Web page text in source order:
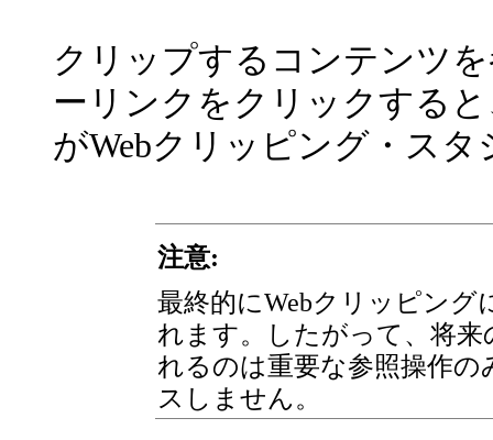
クリップするコンテンツ
ーリンクをクリックする
がWebクリッピング・ス
注意:
最終的にWebクリッピン
れます。したがって、将
れるのは重要な参照操作
スしません。